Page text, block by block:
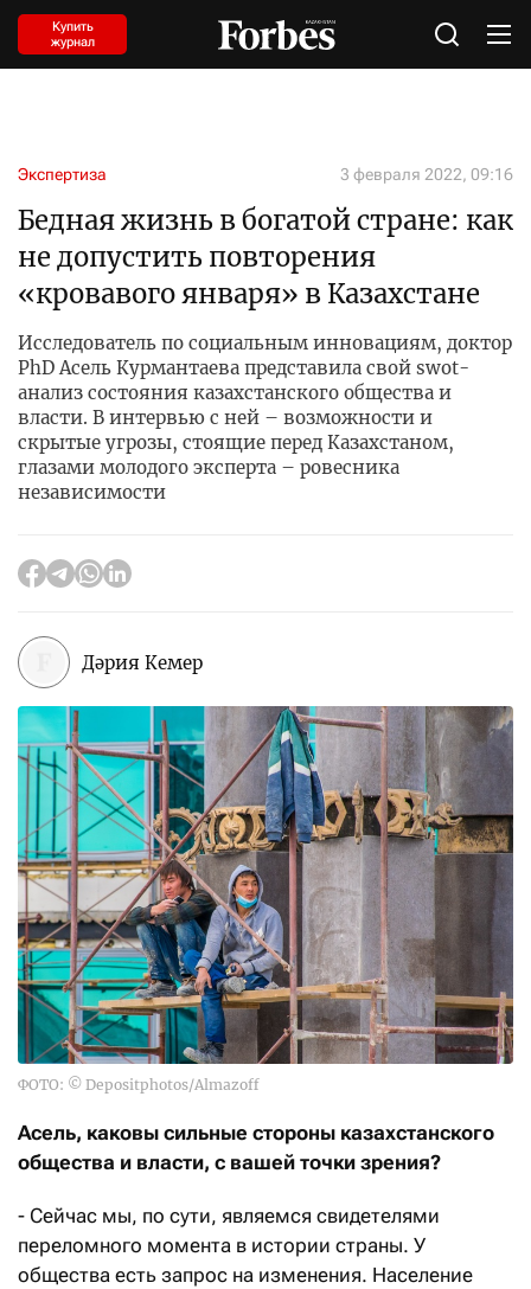
Купить
журнал
Экспертиза 3 февраля 2022, 09:16
Бедная жизнь в богатой стране: как
не допустить повторения
«кровавого января» в Казахстане
Исследователь по социальным инновациям, доктор
PhD Асель Курмантаева представила свой swot-
анализ состояния казахстанского общества и
власти. В интервью с ней – возможности и
скрытые угрозы, стоящие перед Казахстаном,
глазами молодого эксперта – ровесника
независимости
Дәрия Кемер
ФОТО: © Depositphotos/Almazoff
Асель, каковы сильные стороны казахстанского
общества и власти, с вашей точки зрения?
- Сейчас мы, по сути, являемся свидетелями
переломного момента в истории страны. У
общества есть запрос на изменения. Население